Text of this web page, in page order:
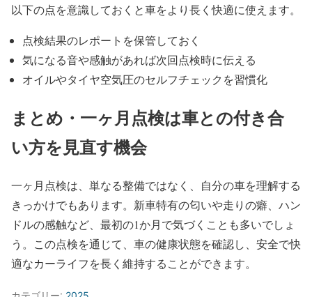
以下の点を意識しておくと車をより長く快適に使えます。
点検結果のレポートを保管しておく
気になる音や感触があれば次回点検時に伝える
オイルやタイヤ空気圧のセルフチェックを習慣化
まとめ・一ヶ月点検は車との付き合
い方を見直す機会
一ヶ月点検は、単なる整備ではなく、自分の車を理解する
きっかけでもあります。新車特有の匂いや走りの癖、ハン
ドルの感触など、最初の1か月で気づくことも多いでしょ
う。この点検を通じて、車の健康状態を確認し、安全で快
適なカーライフを長く維持することができます。